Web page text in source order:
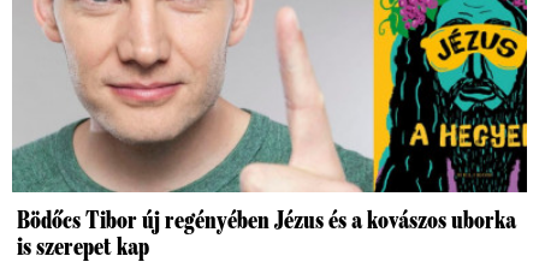
Bödőcs Tibor új regényében Jézus és a kovászos uborka
is szerepet kap